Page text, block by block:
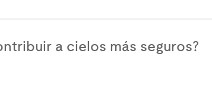
a cielos más seguros?